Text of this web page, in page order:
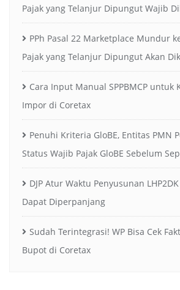
Pajak yang Telanjur Dipungut Wajib
PPh Pasal 22 Marketplace Mundur
Pajak yang Telanjur Dipungut Akan
Cara Input Manual SPPBMCP untuk
Impor di Coretax
Penuhi Kriteria GloBE, Entitas PMN
Status Wajib Pajak GloBE Sebelum
DJP Atur Waktu Penyusunan
Dapat Diperpanjang
Sudah Terintegrasi! WP Bisa Cek
Bupot di Coretax